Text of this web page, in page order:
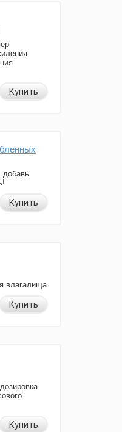
Купить
добавь
Купить
влагалища
Купить
Купить